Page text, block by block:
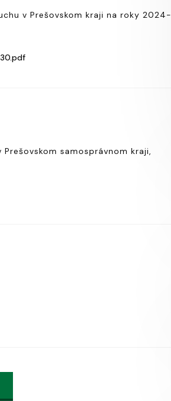
v Prešovskom kraji na roky 2024-
samosprávnom kraji,